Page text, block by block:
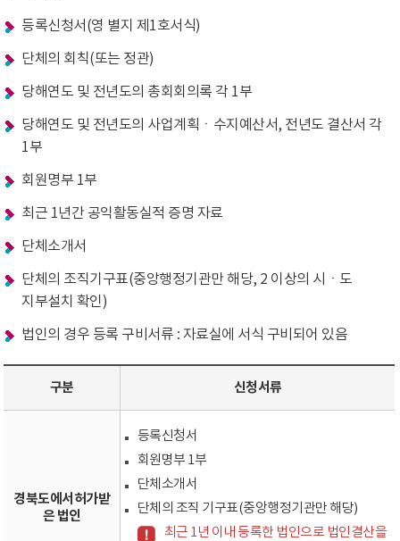
등록신청서(영 별지 제1호서식)
단체의 회칙(또는 정관)
당해연도 및 전년도의 총회회의록 각 1부
당해연도 및 전년도의 사업계획ㆍ수지예산서, 전년도 결산서 각
1부
회원명부 1부
최근 1년간 공익활동실적 증명 자료
단체소개서
단체의 조직기구표(중앙행정기관만 해당, 2 이상의 시ㆍ도
지부설치 확인)
법인의 경우 등록 구비서류 : 자료실에 서식 구비되어 있음
구분 신청서류
경북도에서허가받
은 법인
등록신청서
회원명부 1부
단체소개서
단체의 조직 기구표(중앙행정기관만 해당)
최근 1년 이내 등록한 법인으로 법인결산을